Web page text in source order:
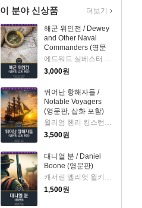
이 분야 신상품
해군 위인전 / Dewey
and Other Naval
Commanders (영문
판, 삽화 포함)
에드워드 실베스터 엘리스 저
3,000원
뛰어난 항해자들 /
Notable Voyagers
(영문판, 삽화 포함)
윌리엄 헨리 킹스턴 저
3,500원
대니얼 분 / Daniel
Boone (영문판)
캐서린 엘리엇 윌키 저
1,500원
더보기